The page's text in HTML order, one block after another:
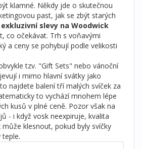
klamné. Někdy jde o skutečnou
past, jak se zbýt starých
exkluzivní slevy na Woodwick
co očekávat. Trh s voňavými
a ceny se pohybují podle velikosti
tzv. "Gift Sets" nebo vánoční
i mimo hlavní svátky jako
najdete balení tří malých svíček za
to vychází mnohem lépe
kusů v plné ceně. Pozor však na
- i když vosk neexpiruje, kvalita
klesnout, pokud byly svíčky
teple.